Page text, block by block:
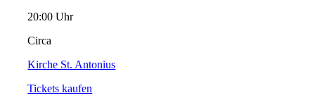
20:00 Uhr
Circa
Kirche St. Antonius
Tickets kaufen